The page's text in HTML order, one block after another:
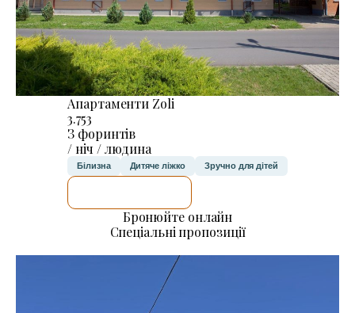
Апартаменти Zoli
3.753
З форинтів
/ ніч / людина
Білизна Дитяче ліжко Зручно для дітей
Бронюйте онлайн
Спеціальні пропозиції